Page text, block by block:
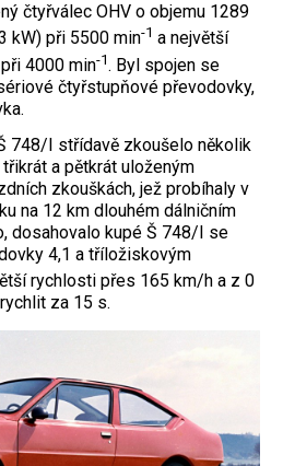
čtyřválec OHV o objemu 1289
kW) při 5500 min-1 a největší
4000 min-1. Byl spojen se
čtyřstupňové převodovky,
748/I střídavě zkoušelo několik
a pětkrát uloženým
zkouškách, jež probíhaly v
na 12 km dlouhém dálničním
dosahovalo kupé Š 748/I se
4,1 a tříložiskovým
rychlosti přes 165 km/h a z 0
za 15 s.